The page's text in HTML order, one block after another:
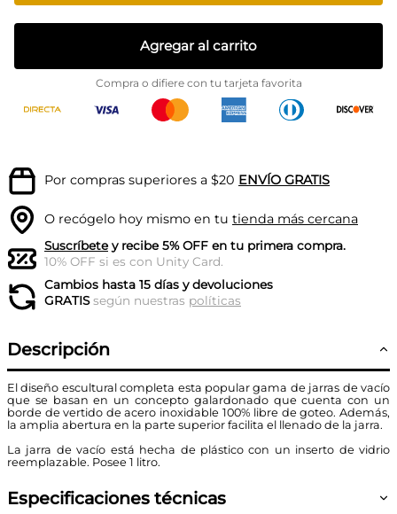
Agregar al carrito
Compra o difiere con tu tarjeta favorita
Por compras superiores a $20 ENVÍO GRATIS
O recógelo hoy mismo en tu tienda más cercana
Suscríbetey recibe 5% OFF en tu primera compra.
10% OFF si es con Unity Card.
Cambios hasta 15 días y devoluciones
GRATISsegún nuestras políticas
Descripción
El diseño escultural completa esta popular gama de jarras de vacío
que se basan en un concepto galardonado que cuenta con un
borde de vertido de acero inoxidable 100% libre de goteo. Además,
la amplia abertura en la parte superior facilita el llenado de la jarra.
La jarra de vacío está hecha de plástico con un inserto de vidrio
reemplazable. Posee 1 litro.
Especificaciones técnicas